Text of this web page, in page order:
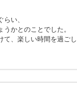
い、
かとのことでした。
て、楽しい時間を過ご